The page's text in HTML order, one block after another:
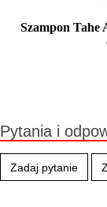
Szampon
Pytania i
Zadaj pytanie